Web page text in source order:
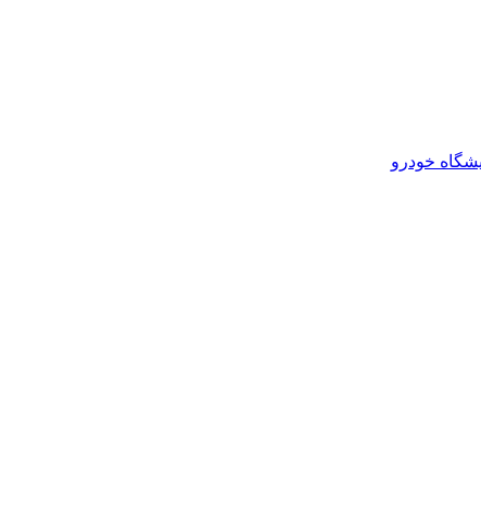
خودرو